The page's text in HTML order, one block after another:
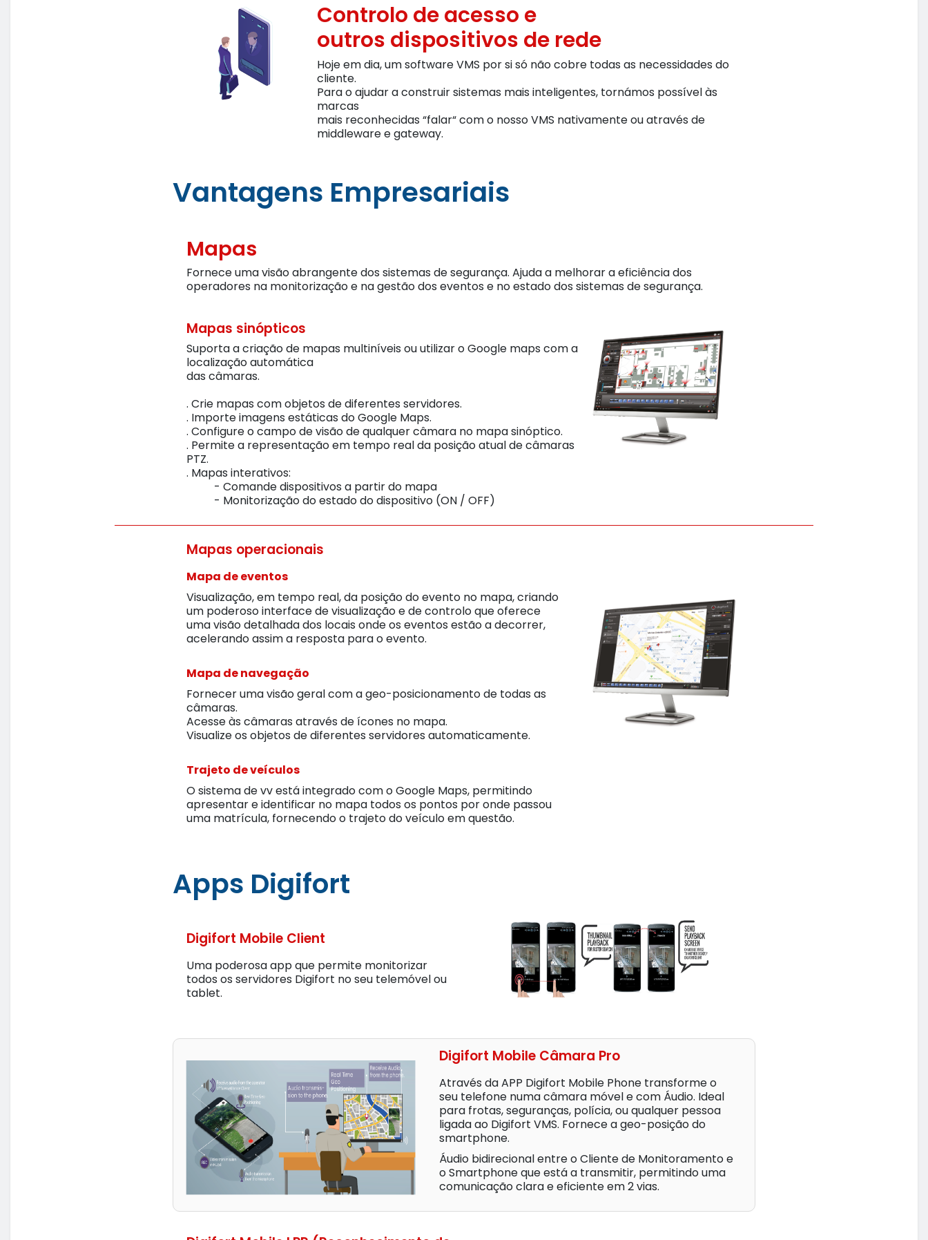
Controlo de acesso e
outros dispositivos de rede
Hoje em dia, um software VMS por si só não cobre todas as necessidades do
cliente.
Para o ajudar a construir sistemas mais inteligentes, tornámos possível às
marcas
mais reconhecidas “falar“ com o nosso VMS nativamente ou através de
middleware e gateway.
Vantagens Empresariais
Mapas
Fornece uma visão abrangente dos sistemas de segurança. Ajuda a melhorar a eficiência dos
operadores na monitorização e na gestão dos eventos e no estado dos sistemas de segurança.
Mapas sinópticos
Suporta a criação de mapas multiníveis ou utilizar o Google maps com a
localização automática
das câmaras.
. Crie mapas com objetos de diferentes servidores.
. Importe imagens estáticas do Google Maps.
. Configure o campo de visão de qualquer câmara no mapa sinóptico.
. Permite a representação em tempo real da posição atual de câmaras
PTZ.
. Mapas interativos:
- Comande dispositivos a partir do mapa
- Monitorização do estado do dispositivo (ON / OFF)
Mapas operacionais
Mapa de eventos
Visualização, em tempo real, da posição do evento no mapa, criando
um poderoso interface de visualização e de controlo que oferece
uma visão detalhada dos locais onde os eventos estão a decorrer,
acelerando assim a resposta para o evento.
Mapa de navegação
Fornecer uma visão geral com a geo-posicionamento de todas as
câmaras.
Acesse às câmaras através de ícones no mapa.
Visualize os objetos de diferentes servidores automaticamente.
Trajeto de veículos
O sistema de vv está integrado com o Google Maps, permitindo
apresentar e identificar no mapa todos os pontos por onde passou
uma matrícula, fornecendo o trajeto do veículo em questão.
Apps Digifort
Digifort Mobile Client
Uma poderosa app que permite monitorizar
todos os servidores Digifort no seu telemóvel ou
tablet.
Digifort Mobile Câmara Pro
Através da APP Digifort Mobile Phone transforme o
seu telefone numa câmara móvel e com Áudio. Ideal
para frotas, seguranças, polícia, ou qualquer pessoa
ligada ao Digifort VMS. Fornece a geo-posição do
smartphone.
Áudio bidirecional entre o Cliente de Monitoramento e
o Smartphone que está a transmitir, permitindo uma
comunicação clara e eficiente em 2 vias.